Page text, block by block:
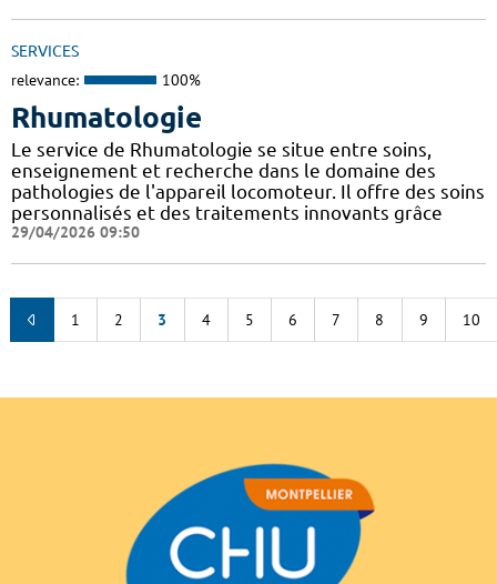
SERVICES
relevance: 100%
Rhumatologie
Le service de Rhumatologie se situe entre soins,
enseignement et recherche dans le domaine des
pathologies de l'appareil locomoteur. Il offre des soins
personnalisés et des traitements innovants grâce
29/04/2026 09:50
1 2 3 4 5 6 7 8 9 10